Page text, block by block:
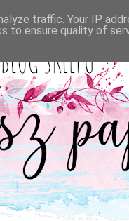
traffic. Your IP
to ensure quality of